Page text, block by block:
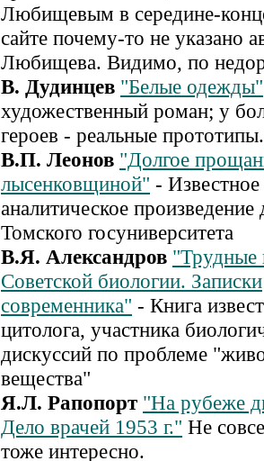
Любищевым в середине-
сайте почему-то не указано
Любищева. Видимо, по
В. Дудинцев "Белые одежды"
художественный роман; у
героев - реальные прототипы.
В.П. Леонов "Долгое
лысенковщиной" - Известное
аналитическое произведение
Томского госуниверситета
В.Я. Александров "Трудные
Советской биологии. Записки
современника" - Книга
цитолога, участника
дискуссий по проблеме
вещества"
Я.Л. Рапопорт "На рубеже
Дело врачей 1953 г." Не
тоже интересно.